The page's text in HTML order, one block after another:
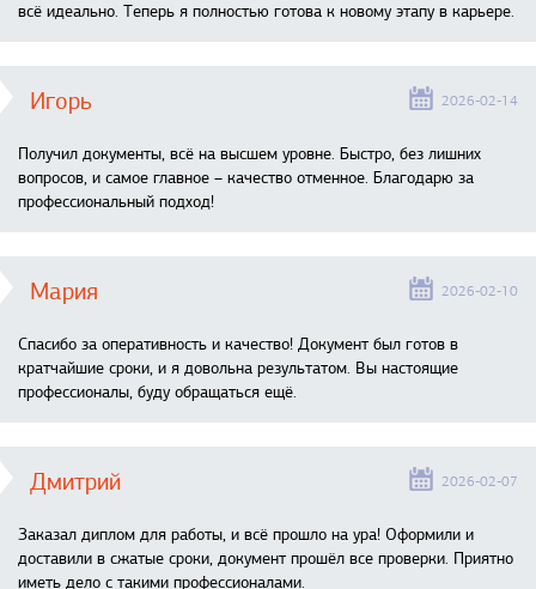
всё идеально. Теперь я полностью готова к новому этапу в карьере.
Игорь 2026-02-14
Получил документы, всё на высшем уровне. Быстро, без лишних
вопросов, и самое главное – качество отменное. Благодарю за
профессиональный подход!
Мария 2026-02-10
Спасибо за оперативность и качество! Документ был готов в
кратчайшие сроки, и я довольна результатом. Вы настоящие
профессионалы, буду обращаться ещё.
Дмитрий 2026-02-07
Заказал диплом для работы, и всё прошло на ура! Оформили и
доставили в сжатые сроки, документ прошёл все проверки. Приятно
иметь дело с такими профессионалами.